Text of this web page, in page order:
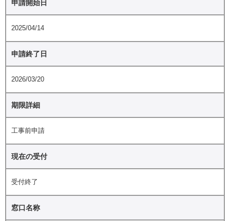
申請開始日
2025/04/14
申請終了日
2026/03/20
期限詳細
工事前申請
現在の受付
受付終了
窓口名称